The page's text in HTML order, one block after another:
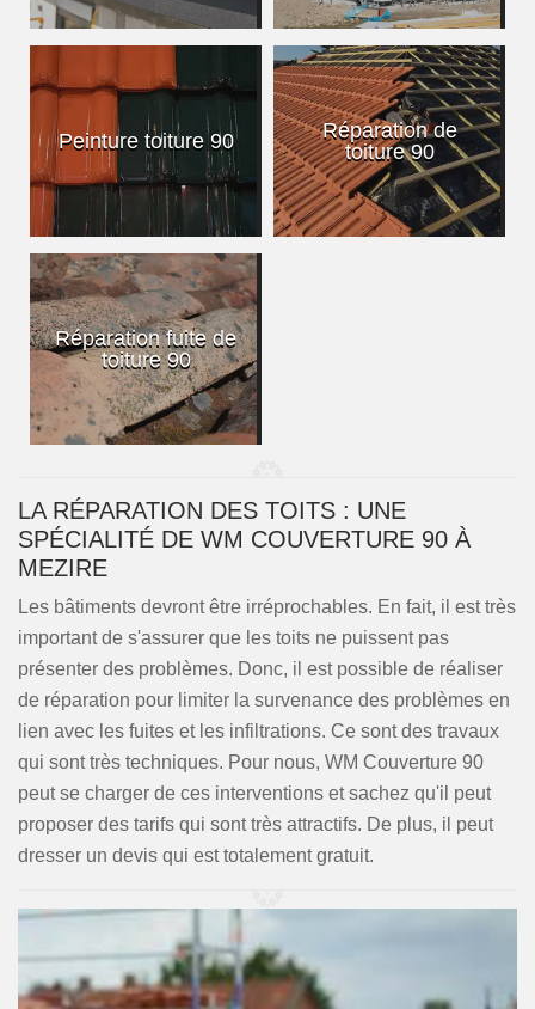
Peinture toiture 90
Réparation de
toiture 90
Réparation fuite de
toiture 90
LA RÉPARATION DES TOITS : UNE
SPÉCIALITÉ DE WM COUVERTURE 90 À
MEZIRE
Les bâtiments devront être irréprochables. En fait, il est très
important de s'assurer que les toits ne puissent pas
présenter des problèmes. Donc, il est possible de réaliser
de réparation pour limiter la survenance des problèmes en
lien avec les fuites et les infiltrations. Ce sont des travaux
qui sont très techniques. Pour nous, WM Couverture 90
peut se charger de ces interventions et sachez qu'il peut
proposer des tarifs qui sont très attractifs. De plus, il peut
dresser un devis qui est totalement gratuit.